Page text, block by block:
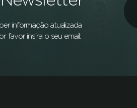
informação atualizada
favor insira o seu email: